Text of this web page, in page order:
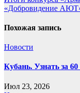
«Добровидение
Похожая запись
Новости
Кубань. Узнать за
Июл 23, 2026